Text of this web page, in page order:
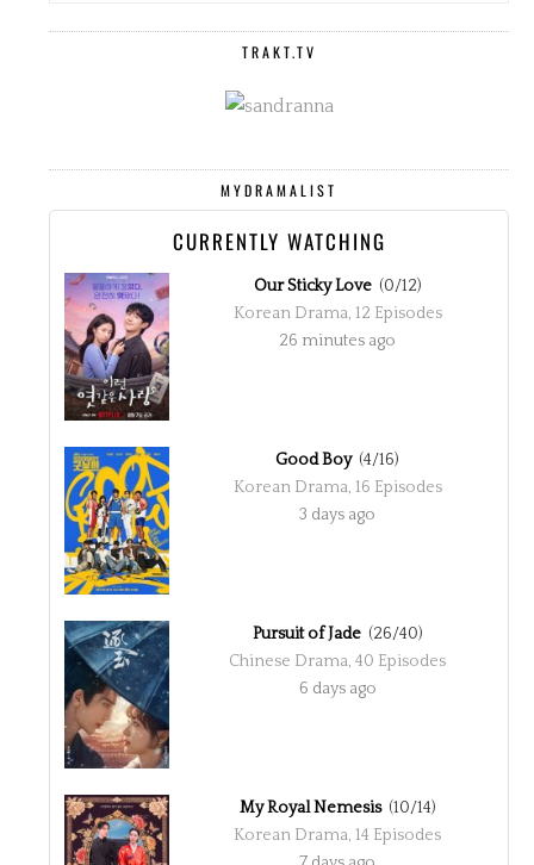
TRAKT.TV
MYDRAMALIST
CURRENTLY WATCHING
Our Sticky Love (0/12)
Korean Drama, 12 Episodes
26 minutes ago
Good Boy (4/16)
Korean Drama, 16 Episodes
3 days ago
Pursuit of Jade (26/40)
Chinese Drama, 40 Episodes
6 days ago
My Royal Nemesis (10/14)
Korean Drama, 14 Episodes